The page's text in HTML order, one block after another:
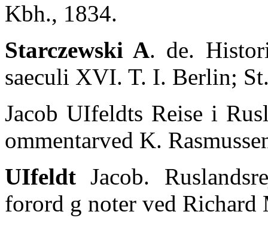
Kbh., 1834.
Starczewski A. de.
saeculi XVI. T. I. Berlin;
Jacob UIfeldts Reise i
ommentarved K.
UIfeldt Jacob.
forord g noter ved Richard